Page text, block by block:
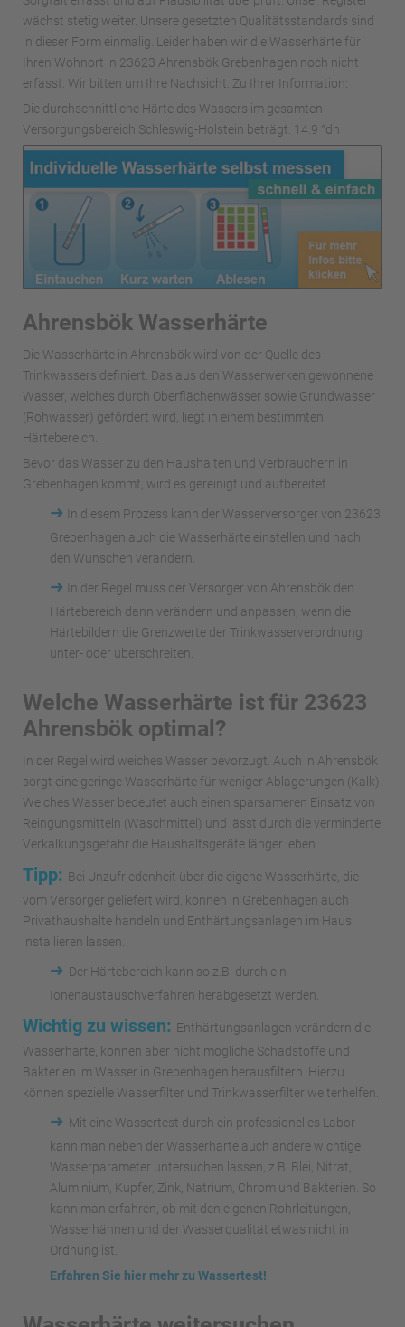
wächst stetig weiter. Unsere gesetzten Qualitätsstandards sind
in dieser Form einmalig. Leider haben wir die Wasserhärte für
Ihren Wohnort in 23623 Ahrensbök Grebenhagen noch nicht
erfasst. Wir bitten um Ihre Nachsicht. Zu Ihrer Information:
Die durchschnittliche Härte des Wassers im gesamten
Versorgungsbereich Schleswig-Holstein beträgt: 14.9 °dh
Ahrensbök Wasserhärte
Die Wasserhärte in Ahrensbök wird von der Quelle des
Trinkwassers definiert. Das aus den Wasserwerken gewonnene
Wasser, welches durch Oberflächenwässer sowie Grundwasser
(Rohwasser) gefördert wird, liegt in einem bestimmten
Härtebereich.
Bevor das Wasser zu den Haushalten und Verbrauchern in
Grebenhagen kommt, wird es gereinigt und aufbereitet.
➜
In diesem Prozess kann der Wasserversorger von 23623
Grebenhagen auch die Wasserhärte einstellen und nach
den Wünschen verändern.
➜
In der Regel muss der Versorger von Ahrensbök den
Härtebereich dann verändern und anpassen, wenn die
Härtebildern die Grenzwerte der Trinkwasserverordnung
unter- oder überschreiten.
Welche Wasserhärte ist für 23623
Ahrensbök optimal?
In der Regel wird weiches Wasser bevorzugt. Auch in Ahrensbök
sorgt eine geringe Wasserhärte für weniger Ablagerungen (Kalk).
Weiches Wasser bedeutet auch einen sparsameren Einsatz von
Reingungsmitteln (Waschmittel) und lässt durch die verminderte
Verkalkungsgefahr die Haushaltsgeräte länger leben.
Tipp: Bei Unzufriedenheit über die eigene Wasserhärte, die
vom Versorger geliefert wird, können in Grebenhagen auch
Privathaushalte handeln und Enthärtungsanlagen im Haus
installieren lassen.
➜ Der Härtebereich kann so z.B. durch ein
Ionenaustauschverfahren herabgesetzt werden.
Wichtig zu wissen: Enthärtungsanlagen verändern die
Wasserhärte, können aber nicht mögliche Schadstoffe und
Bakterien im Wasser in Grebenhagen herausfiltern. Hierzu
können spezielle Wasserfilter und Trinkwasserfilter weiterhelfen.
➜ Mit eine Wassertest durch ein professionelles Labor
kann man neben der Wasserhärte auch andere wichtige
Wasserparameter untersuchen lassen, z.B. Blei, Nitrat,
Aluminium, Kupfer, Zink, Natrium, Chrom und Bakterien. So
kann man erfahren, ob mit den eigenen Rohrleitungen,
Wasserhähnen und der Wasserqualität etwas nicht in
Ordnung ist.
Erfahren Sie hier mehr zu Wassertest!